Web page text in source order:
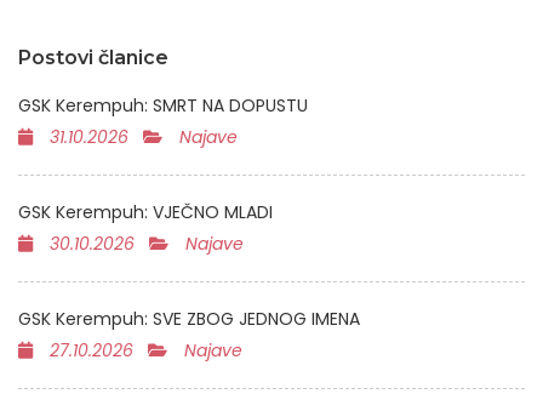
Postovi članice
GSK Kerempuh: SMRT NA DOPUSTU
31.10.2026
Najave
GSK Kerempuh: VJEČNO MLADI
30.10.2026
Najave
GSK Kerempuh: SVE ZBOG JEDNOG IMENA
27.10.2026
Najave